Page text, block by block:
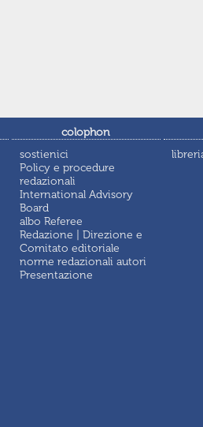
colophon
sostienici
Policy e procedure
redazionali
International Advisory
Board
albo Referee
Redazione | Direzione e
Comitato editoriale
norme redazionali autori
Presentazione